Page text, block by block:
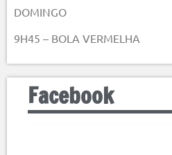
DOMINGO
9H45 – BOLA VERMELHA
Facebook